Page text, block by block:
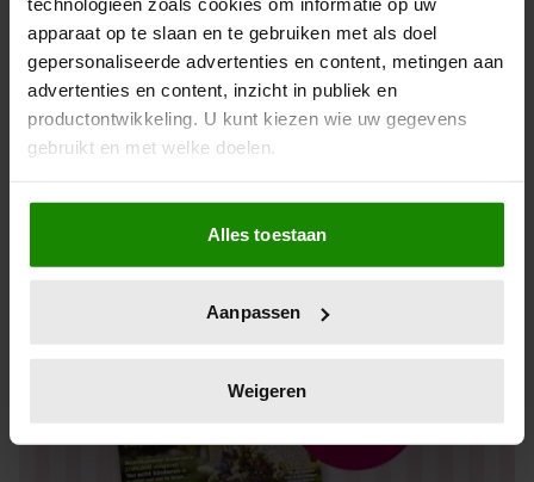
apparaat op te slaan en te gebruiken met als doel
gepersonaliseerde advertenties en content, metingen aan
advertenties en content, inzicht in publiek en
productontwikkeling. U kunt kiezen wie uw gegevens
gebruikt en met welke doelen.
Als u het toestaat, willen we ook graag:
Informatie verzamelen over uw geografische locatie,
die tot een paar meter nauwkeurig kan zijn
op specifieke eigenschappen (fingerprinting)
verwerkt en stel uw voorkeuren in het
intrekken in de Cookieverklaring.
Alles toestaan
Aanpassen
Weigeren
Abonneren
Digitaal lezen
Los kopen